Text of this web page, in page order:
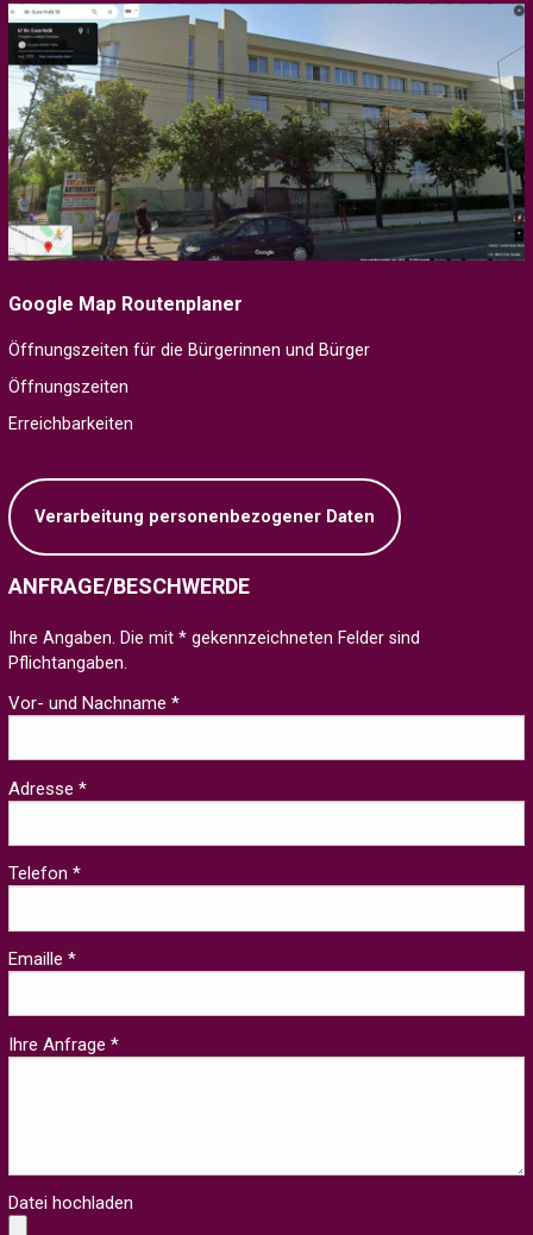
Google Map Routenplaner
Öffnungszeiten für die Bürgerinnen und Bürger
Öffnungszeiten
Erreichbarkeiten
Verarbeitung personenbezogener Daten
ANFRAGE/BESCHWERDE
Ihre Angaben. Die mit * gekennzeichneten Felder sind
Pflichtangaben.
Vor- und Nachname *
Adresse *
Telefon *
Emaille *
Ihre Anfrage *
Datei hochladen